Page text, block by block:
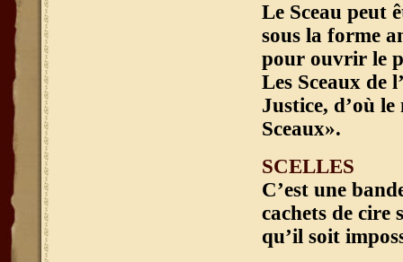
Le Sceau peut
sous la forme
pour ouvrir le
Les Sceaux de
Justice, d’où
Sceaux».
SCELLES
C’est une
cachets de
qu’il soit